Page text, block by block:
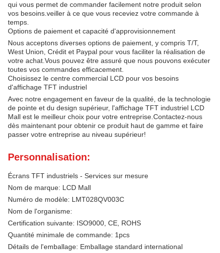
qui vous permet de commander facilement notre produit selon
vos besoins.veiller à ce que vous receviez votre commande à
temps.
Options de paiement et capacité d'approvisionnement
Nous acceptons diverses options de paiement, y compris T/T,
West Union, Crédit et Paypal pour vous faciliter la réalisation de
votre achat.Vous pouvez être assuré que nous pouvons exécuter
toutes vos commandes efficacement.
Choisissez le centre commercial LCD pour vos besoins
d'affichage TFT industriel
Avec notre engagement en faveur de la qualité, de la technologie
de pointe et du design supérieur, l'affichage TFT industriel LCD
Mall est le meilleur choix pour votre entreprise.Contactez-nous
dès maintenant pour obtenir ce produit haut de gamme et faire
passer votre entreprise au niveau supérieur!
Personnalisation:
Écrans TFT industriels - Services sur mesure
Nom de marque: LCD Mall
Numéro de modèle: LMT028QV003C
Nom de l'organisme:
Certification suivante: ISO9000, CE, ROHS
Quantité minimale de commande: 1pcs
Détails de l'emballage: Emballage standard international